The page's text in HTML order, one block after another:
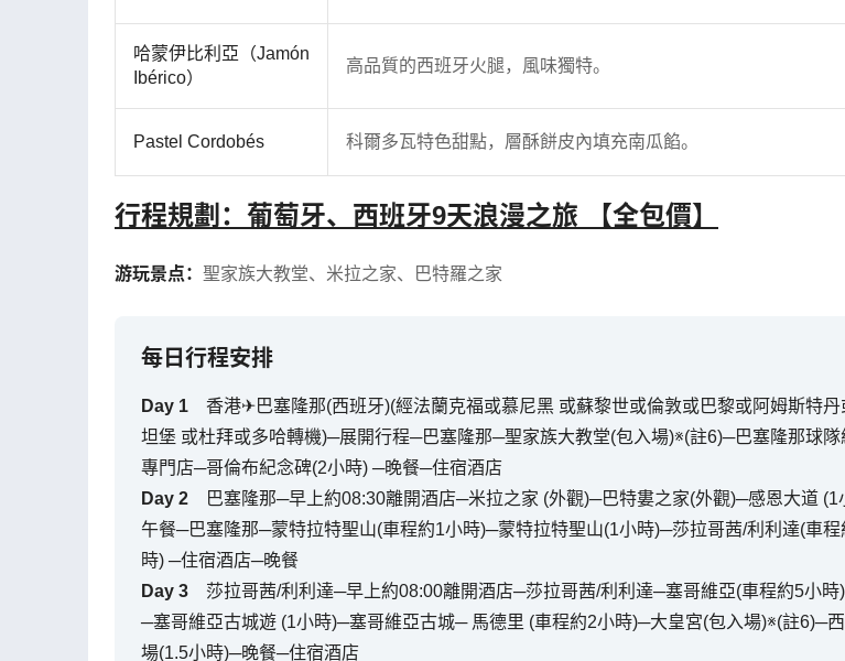
哈蒙伊比利亞（Jamón
Ibérico）
高品質的西班牙火腿，風味獨特。
Pastel Cordobés 科爾多瓦特色甜點，層酥餅皮內填充南瓜餡。
行程規劃：葡萄牙、西班牙9天浪漫之旅 【全包價】
游玩景点： 聖家族大教堂、 米拉之家、 巴特羅之家
每日行程安排
Day 1
香港✈巴塞隆那(西班牙)(經法蘭克福或慕尼黑 或蘇黎世或倫敦或巴黎或阿姆斯特丹
坦堡 或杜拜或多哈轉機)─展開行程─巴塞隆那─聖家族大教堂(包入場)※(註6)─巴塞隆那球隊
專門店─哥倫布紀念碑(2小時) ─晚餐─住宿酒店
Day 2
巴塞隆那─早上約08:30離開酒店─米拉之家 (外觀)─巴特婁之家(外觀)─感恩大道 (1
午餐─巴塞隆那─蒙特拉特聖山(車程約1小時)─蒙特拉特聖山(1小時)─莎拉哥茜/利利達(車程
時) ─住宿酒店─晚餐
Day 3
莎拉哥茜/利利達─早上約08:00離開酒店─莎拉哥茜/利利達─塞哥維亞(車程約5小時
─塞哥維亞古城遊 (1小時)─塞哥維亞古城─ 馬德里 (車程約2小時)─大皇宮(包入場)※(註6)─
場(1.5小時)─晚餐─住宿酒店